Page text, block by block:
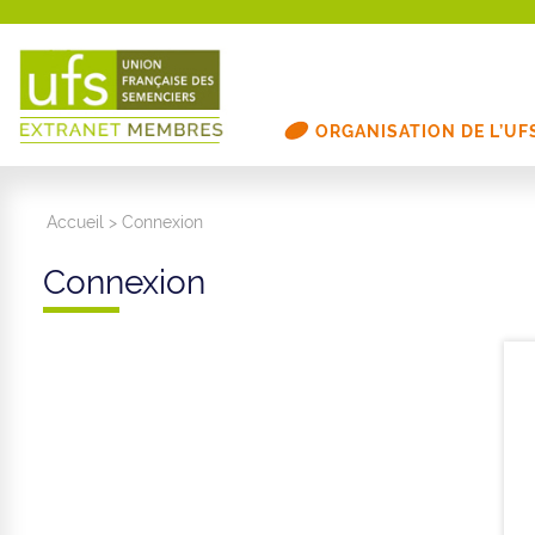
ORGANISATION DE
Accueil >Connexion
Connexion